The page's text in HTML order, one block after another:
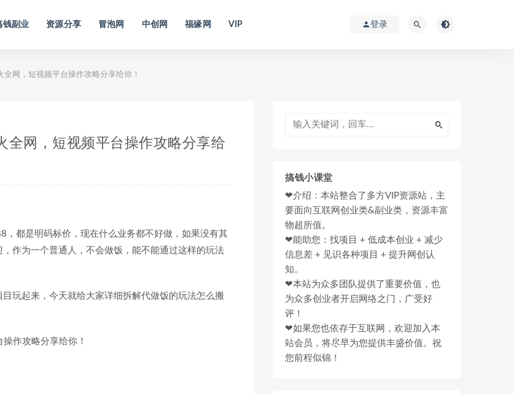
钱副业 资源分享 冒泡网 中创网 福缘网 VIP 登录
网，短视频平台操作攻略分享给你！
全网，短视频平台操作攻略分享给
都是明码标价，现在什么业务都不好做，如果没有其
作为一个普通人，不会做饭，能不能通过这样的玩法
玩起来，今天就给大家详细拆解代做饭的玩法怎么搬
搞钱小课堂
❤介绍：本站整合了多方VIP资源站，主
要面向互联网创业类&副业类，资源丰富
物超所值。
❤能助您：找项目 + 低成本创业 + 减少
信息差 + 见识各种项目 + 提升网创认
知。
❤本站为众多团队提供了重要价值，也
为众多创业者开启网络之门，广受好
评！
❤如果您也依存于互联网，欢迎加入本
站会员，将尽早为您提供丰盛价值。祝
您前程似锦！